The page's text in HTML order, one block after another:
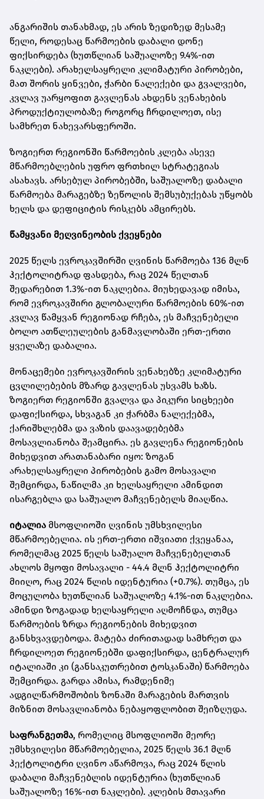
ანგარიშის თანახმად, ეს არის ზედიზედ მესამე
წელი, როდესაც წარმოების დაბალი დონე
ფიქსირდება (ხუთწლიან საშუალოზე 9.4%-ით
ნაკლები). არახელსაყრელი კლიმატური პირობები,
მათ შორის ყინვები, ჭარბი ნალექები და გვალვები,
კვლავ უარყოფით გავლენას ახდენს ვენახების
პროდუქტიულობაზე როგორც ჩრდილოეთ, ისე
სამხრეთ ნახევარსფეროში.
ზოგიერთ რეგიონში წარმოების კლება ასევე
მწარმოებლების უფრო ფრთხილ სტრატეგიას
ასახავს. არსებულ პირობებში, საშუალოზე დაბალი
წარმოება მარაგებზე ზეწოლის შემსუბუქებას უწყობს
ხელს და დეფიციტის რისკებს ამცირებს.
წამყვანი მეღვინეობის ქვეყნები
2025 წელს ევროკავშირში ღვინის წარმოება 136 მლნ
ჰექტოლიტრად ფასდება, რაც 2024 წელთან
შედარებით 1.3%-ით ნაკლებია. მიუხედავად იმისა,
რომ ევროკავშირი გლობალური წარმოების 60%-ით
კვლავ წამყვან რეგიონად რჩება, ეს მაჩვენებელი
ბოლო ათწლეულების განმავლობაში ერთ-ერთი
ყველაზე დაბალია.
მონაცემები ევროკავშირის ვენახებზე კლიმატური
ცვლილებების მზარდ გავლენას უსვამს ხაზს.
ზოგიერთ რეგიონში გვალვა და პიკური სიცხეები
დაფიქსირდა, სხვაგან კი ჭარბმა ნალექებმა,
ქარიშხლებმა და ვაზის დაავადებებმა
მოსავლიანობა შეამცირა. ეს გავლენა რეგიონების
მიხედვით არათანაბარი იყო: ზოგან
არახელსაყრელი პირობების გამო მოსავალი
შემცირდა, ნაწილმა კი ხელსაყრელი ამინდით
ისარგებლა და საშუალო მაჩვენებელს მიაღწია.
იტალია მსოფლიოში ღვინის უმსხვილესი
მწარმოებელია. ის ერთ-ერთი იშვიათი ქვეყანაა,
რომელმაც 2025 წელს საშუალო მაჩვენებელთან
ახლოს მყოფი მოსავალი - 44.4 მლნ ჰექტოლიტრი
მიიღო, რაც 2024 წლის იდენტურია (+0.7%). თუმცა, ეს
მოცულობა ხუთწლიან საშუალოზე 4.1%-ით ნაკლებია.
ამინდი ზოგადად ხელსაყრელი აღმოჩნდა, თუმცა
წარმოების ზრდა რეგიონების მიხედვით
განსხვავდებოდა. მატება ძირითადად სამხრეთ და
ჩრდილოეთ რეგიონებში დაფიქსირდა, ცენტრალურ
იტალიაში კი (განსაკუთრებით ტოსკანაში) წარმოება
შემცირდა. გარდა ამისა, რამდენიმე
ადგილწარმოშობის ზონაში მარაგების მართვის
მიზნით მოსავლიანობა ნებაყოფლობით შეიზღუდა.
საფრანგეთმა, რომელიც მსოფლიოში მეორე
უმსხვილესი მწარმოებელია, 2025 წელს 36.1 მლნ
ჰექტოლიტრი ღვინო აწარმოვა, რაც 2024 წლის
დაბალი მაჩვენებლის იდენტურია (ხუთწლიან
საშუალოზე 16%-ით ნაკლები). კლების მთავარი